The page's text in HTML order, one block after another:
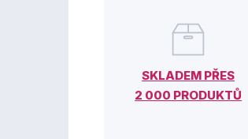
SKLADEM PŘES
2 000 PRODUKTŮ